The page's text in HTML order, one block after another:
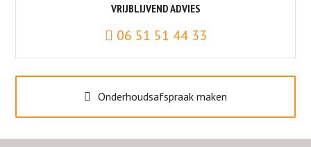
VRIJBLIJVEND ADVIES
06 51 51 44 33
Onderhoudsafspraak maken